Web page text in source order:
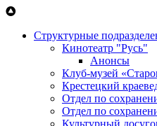
Перейти к основному
Структурные
Кинотеатр "Русь"
Анонсы
Клуб-музей
Крестецкий
Отдел по
Отдел по
Культурный